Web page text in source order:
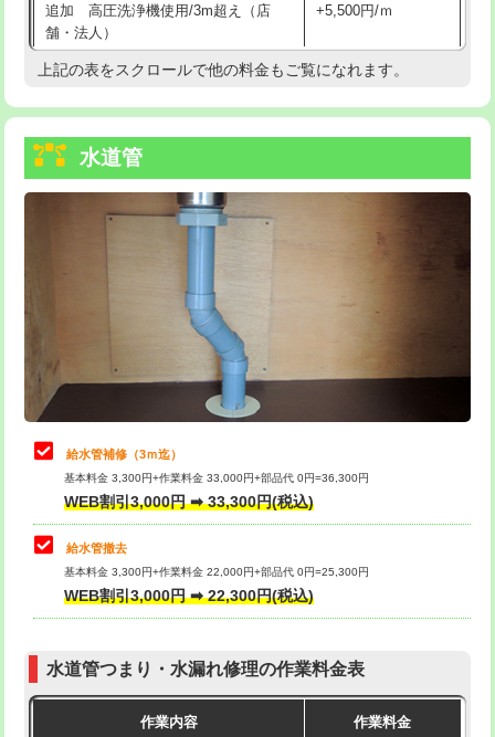
給水管工事※（塩ビ管（VP・HI）使
用/3ｍまで)
33,000円
給水管工事※（塩ビ管（VP・HI）使
+8,800円
給水管工事※（ライニング鋼管・銅
管・ポリ管・HT管使用/3ｍまで)
給水管工事※（ライニング鋼管・銅
管・ポリ管・HT管使用/3ｍ超え)
排水管工事（土の掘削・埋め戻し作
11,000円~
排水管工事（排水管工事/3ｍまで） 55,000円
排水管工事（追加 排水管工事/3ｍ超
マス交換（土の掘削・埋め戻し作業）
マス交換（深さ50㎝未満）
マス交換（深さ50㎝以上）
コンクリート斫り（厚さ10㎝まで）
追加 高圧洗浄機使用/3m超え（店
舗・法人）
+5,500円/ｍ
高度高圧洗浄換 現地調査
トーラー機使用/3mまで
追加トーラー機使用/3m超え
33,000円
8,800円
止水・漏水調査・防水処理・清掃・修
理・調整・分解・加工など（軽作業）
11,000円
止水・漏水調査・防水処理・清掃・修
理・調整・分解・加工など（中作業）
止水・漏水調査・防水処理・清掃・修
理・調整・分解・加工など（重作業）
33,000円
その他部品の脱着
交換・取付（タンク）
式）)
式・ワンホール）)
上記の表をスクロールで他の料金もご覧になれます。
水道管
給水管補修（3ｍ迄）
基本料金 3,300円+作業料金 33,000円+部品代 0円=36,300円
WEB割引3,000円 ➡ 33,300円(税込)
給水管撤去
基本料金 3,300円+作業料金 22,000円+部品代 0円=25,300円
WEB割引3,000円 ➡ 22,300円(税込)
水道管つまり・水漏れ修理の作業料金表
作業内容 作業料金